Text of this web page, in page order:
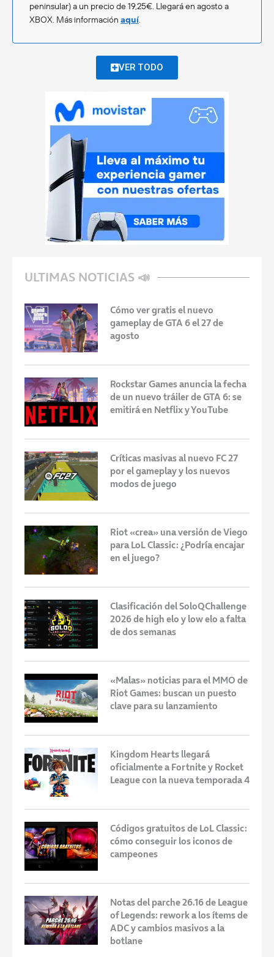
peninsular) a un precio de 19,25€. Llegará en agosto a
XBOX. Más información aquí.
VER TODO
ULTIMAS NOTICIAS 📣
Cómo ver gratis el nuevo
gameplay de GTA 6 el 27 de
agosto
Rockstar Games anuncia la fecha
de un nuevo tráiler de GTA 6: se
emitirá en Netflix y YouTube
Críticas masivas al nuevo FC 27
por el gameplay y los nuevos
modos de juego
Riot «crea» una versión de Viego
para LoL Classic: ¿Podría encajar
en el juego?
Clasificación del SoloQChallenge
2026 de high elo y low elo a falta
de dos semanas
«Malas» noticias para el MMO de
Riot Games: buscan un puesto
clave para su lanzamiento
Kingdom Hearts llegará
oficialmente a Fortnite y Rocket
League con la nueva temporada 4
Códigos gratuitos de LoL Classic:
cómo conseguir los iconos de
campeones
Notas del parche 26.16 de League
of Legends: rework a los ítems de
ADC y cambios masivos a la
botlane